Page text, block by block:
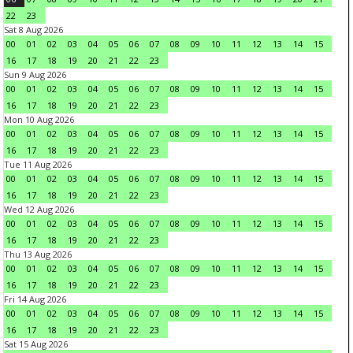
22
23
Sat 8 Aug 2026
00
01 02 03 04 05 06 07 08 09 10 11 12 13 14
15
16
17 18 19 20 21 22
23
Sun 9 Aug 2026
00
01 02 03 04 05 06 07 08 09 10 11 12 13 14
15
16
17 18 19 20 21 22
23
Mon 10 Aug 2026
00
01 02 03 04 05 06 07 08 09 10 11 12 13 14
15
16
17 18 19 20 21 22
23
Tue 11 Aug 2026
00
01 02 03 04 05 06 07 08 09 10 11 12 13 14
15
16
17 18 19 20 21 22
23
Wed 12 Aug 2026
00
01 02 03 04 05 06 07 08 09 10 11 12 13 14
15
16
17 18 19 20 21 22
23
Thu 13 Aug 2026
00
01 02 03 04 05 06 07 08 09 10 11 12 13 14
15
16
17 18 19 20 21 22
23
Fri 14 Aug 2026
00
01 02 03 04 05 06 07 08 09 10 11 12 13 14
15
16
17 18 19 20 21 22
23
Sat 15 Aug 2026